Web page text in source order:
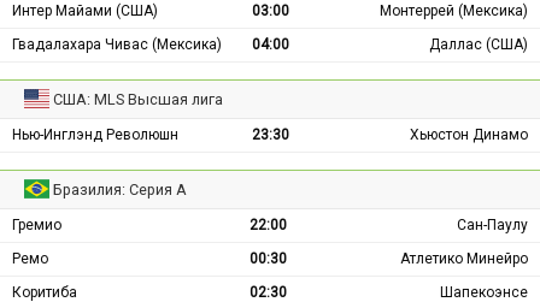
Интер Майами (США)
03:00
Монтеррей (Мексика)
Гвадалахара Чивас (Мексика)
04:00 Даллас (США)
США: MLS Высшая лига
Нью-Инглэнд Революшн 23:30 Хьюстон Динамо
Бразилия: Серия А
Гремио 22:00
Сан-Паулу
Ремо
00:30
Атлетико Минейро
Коритиба
02:30
Шапекоэнсе